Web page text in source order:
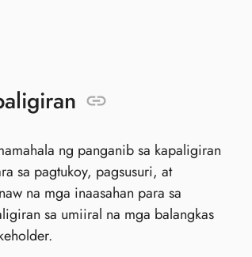
ng panganib sa kapaligiran
sa pagtukoy, pagsusuri, at
na mga inaasahan para sa
sa umiiral na mga balangkas